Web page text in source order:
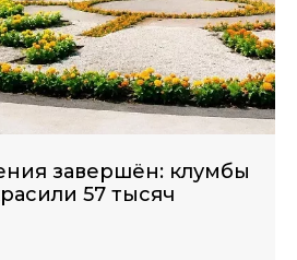
завершён: клумбы
57 тысяч